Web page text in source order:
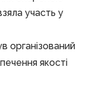
участь у
організований
якості